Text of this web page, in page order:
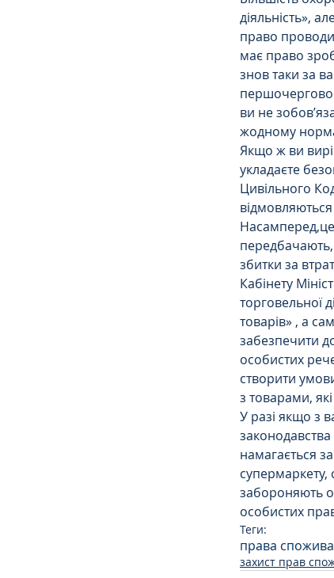
діяльність»,
право
має право
знов таки за
першочергово
ви не
жодному
Якщо ж ви
укладаєте
Цивільного
Насамперед,це
збитки за
Кабінету
торговельної
товарів» , а
забезпечити
особистих
створити
з товарами,
У разі якщо з
намагається
супермаркету,
забороняють
особистих
Теги:
права
захист прав